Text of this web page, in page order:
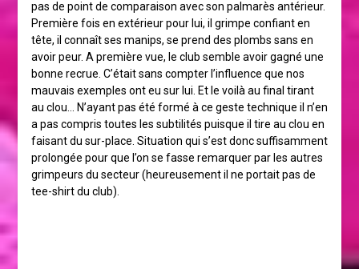
pas de point de comparaison avec son palmarès antérieur.
Première fois en extérieur pour lui, il grimpe confiant en
tête, il connaît ses manips, se prend des plombs sans en
avoir peur. A première vue, le club semble avoir gagné une
bonne recrue. C’était sans compter l’influence que nos
mauvais exemples ont eu sur lui. Et le voilà au final tirant
au clou… N’ayant pas été formé à ce geste technique il n’en
a pas compris toutes les subtilités puisque il tire au clou en
faisant du sur-place. Situation qui s’est donc suffisamment
prolongée pour que l’on se fasse remarquer par les autres
grimpeurs du secteur (heureusement il ne portait pas de
tee-shirt du club).